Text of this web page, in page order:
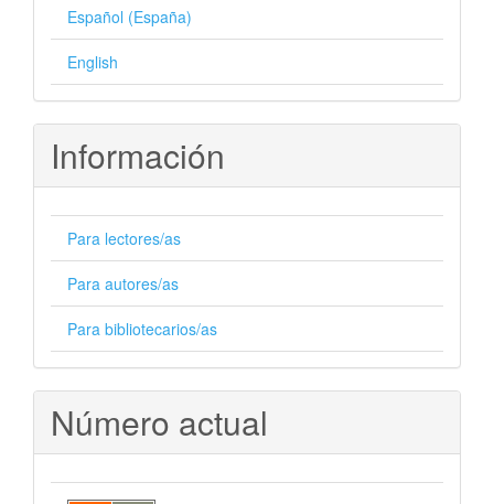
Español (España)
English
Información
Para lectores/as
Para autores/as
Para bibliotecarios/as
Número actual